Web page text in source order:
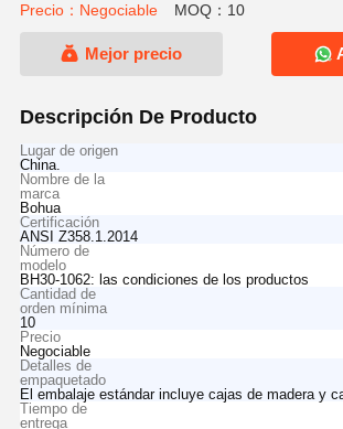
Precio：Negociable MOQ：10
Mejor precio
Descripción De Producto
Lugar de origen
China.
Nombre de la
marca
Bohua
Certificación
ANSI Z358.1.2014
Número de
modelo
BH30-1062: las condiciones de los productos
Cantidad de
orden mínima
10
Precio
Negociable
Detalles de
empaquetado
El embalaje estándar incluye cajas de madera y
Tiempo de
entrega